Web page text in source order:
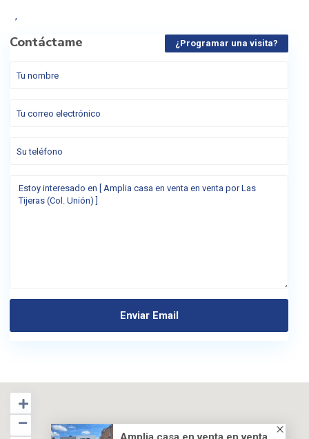
,
Contáctame ¿Programar una visita?